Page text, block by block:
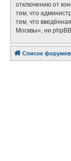
отключению от
тем, что
тем, что
Москвы», ни
Список форумов